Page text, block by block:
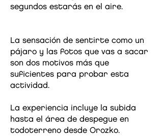
segundos estarás en el aire.
La sensación de sentirte como un
pájaro y las fotos que vas a sacar
son dos motivos más que
suficientes para probar esta
actividad.
La experiencia incluye la subida
hasta el área de despegue en
todoterreno desde Orozko.